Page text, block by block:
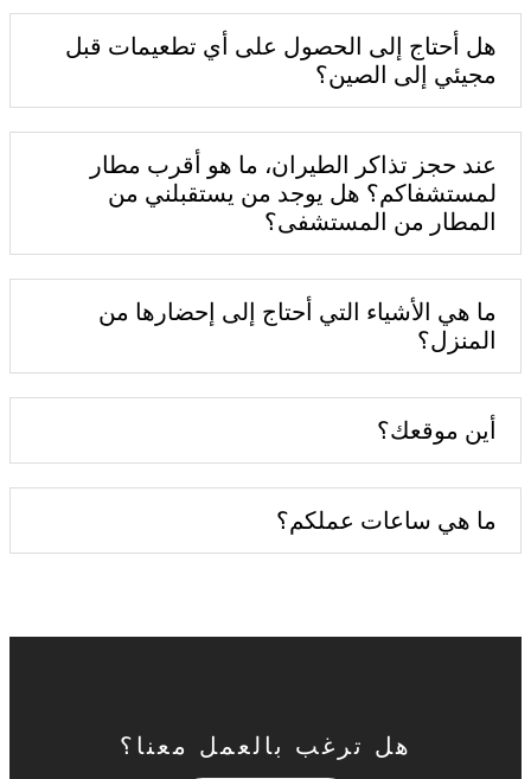
هل أحتاج إلى الحصول على أي تطعيمات قبل
مجيئي إلى الصين؟
عند حجز تذاكر الطيران، ما هو أقرب مطار
لمستشفاكم؟ هل يوجد من يستقبلني من
المطار من المستشفى؟
ما هي الأشياء التي أحتاج إلى إحضارها من
المنزل؟
أين موقعك؟
ما هي ساعات عملكم؟
هل ترغب بالعمل معنا؟